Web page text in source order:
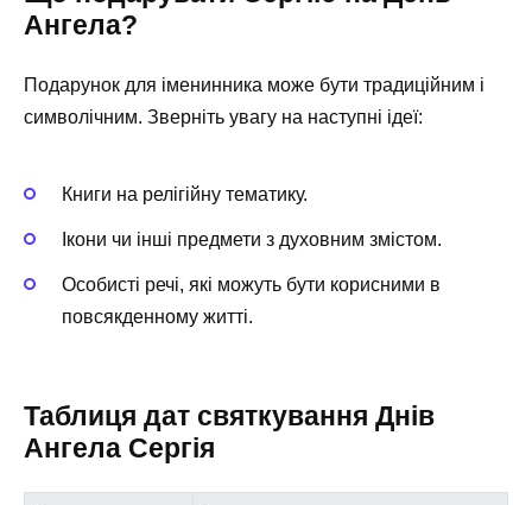
Ангела?
Подарунок для іменинника може бути традиційним і
символічним. Зверніть увагу на наступні ідеї:
Книги на релігійну тематику.
Ікони чи інші предмети з духовним змістом.
Особисті речі, які можуть бути корисними в
повсякденному житті.
Таблиця дат святкування Днів
Ангела Сергія